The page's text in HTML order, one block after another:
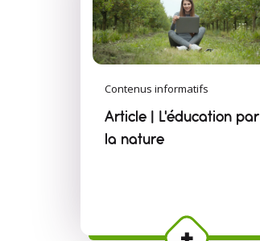
Contenus informatifs
Article | L'éducation par
la nature